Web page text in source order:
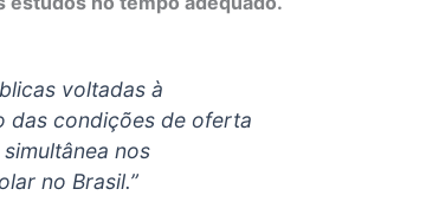
voltadas à
das condições de oferta
nos
no Brasil.”